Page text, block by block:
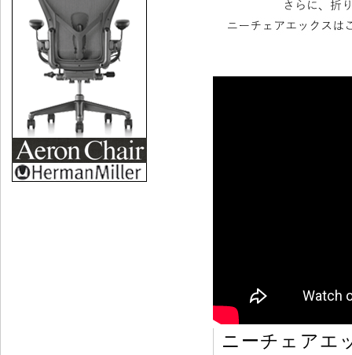
ニーチェアエ